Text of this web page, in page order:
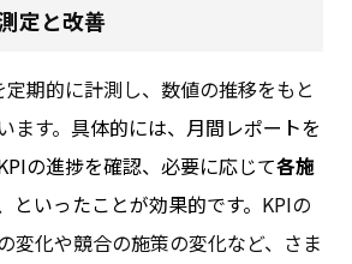
定と改善
期的に計測し、数値の推移をもと
す。 具体的には、月間レポートを
の進捗を確認、必要に応じて各施
といったことが効果的です。 KPIの
変化や競合の施策の変化など、さま